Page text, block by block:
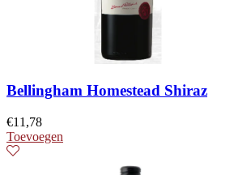
Bellingham Homestead Shiraz
€11,78
Toevoegen